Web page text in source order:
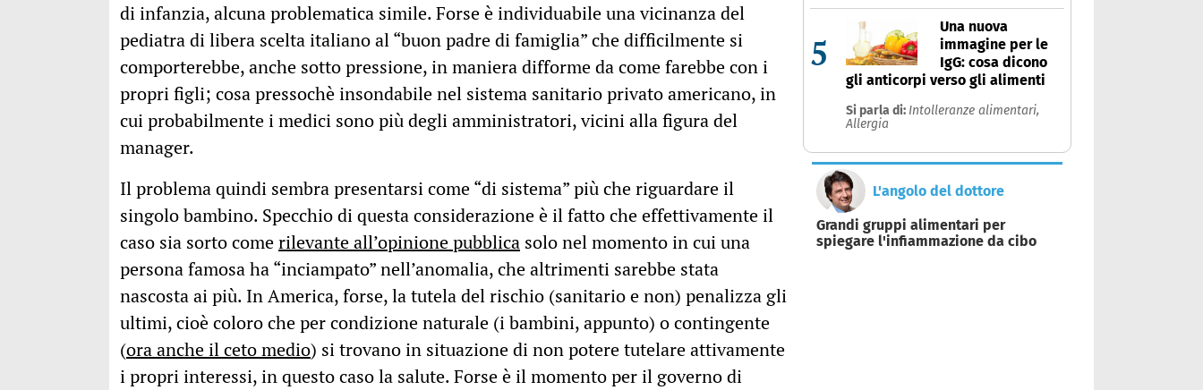
di infanzia, alcuna problematica simile. Forse è individuabile una vicinanza del
pediatra di libera scelta italiano al “buon padre di famiglia” che difficilmente si
comporterebbe, anche sotto pressione, in maniera difforme da come farebbe con i
propri figli; cosa pressochè insondabile nel sistema sanitario privato americano, in
cui probabilmente i medici sono più degli amministratori, vicini alla figura del
manager.
Il problema quindi sembra presentarsi come “di sistema” più che riguardare il
singolo bambino. Specchio di questa considerazione è il fatto che effettivamente il
caso sia sorto comerilevante all’opinione pubblica solo nel momento in cui una
persona famosa ha “inciampato” nell’anomalia, che altrimenti sarebbe stata
nascosta ai più. In America, forse, la tutela del rischio (sanitario e non) penalizza gli
ultimi, cioè coloro che per condizione naturale (i bambini, appunto) o contingente
(ora anche il ceto medio) si trovano in situazione di non potere tutelare attivamente
i propri interessi, in questo caso la salute. Forse è il momento per il governo di
5
Una nuova
immagine per le
IgG: cosa dicono
gli anticorpi verso gli alimenti
Si parla di: Intolleranze alimentari,
Allergia
L'angolo del dottore
Grandi gruppi alimentari per
spiegare l'infiammazione da cibo